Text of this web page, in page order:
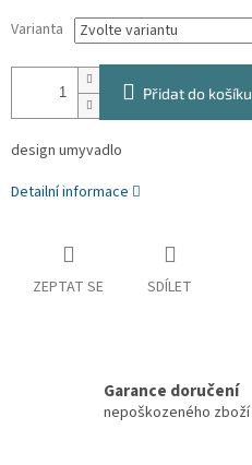
Varianta
Přidat do košíku
design umyvadlo
Detailní informace
ZEPTAT SE SDÍLET
Garance doručení
nepoškozeného zboží